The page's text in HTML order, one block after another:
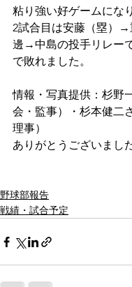
粘り強い好ゲームにな
2試合目は安藤（塁）
邊→中島の投手リレー
で敗れました。
情報・写真提供：杉野
会・監事）・杉本健二
理事）
ありがとうございました
野球部報告
戦績・試合予定